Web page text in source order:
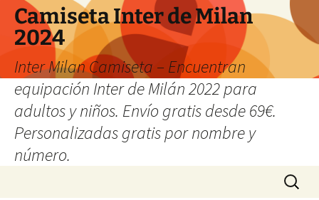
Camiseta Inter de Milan
2024
Inter Milan Camiseta – Encuentran
equipación Inter de Milán 2022 para
adultos y niños. Envío gratis desde 69€.
Personalizadas gratis por nombre y
número.
Buscar: